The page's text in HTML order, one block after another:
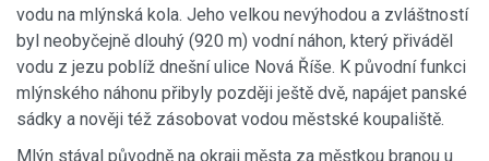
vodu na mlýnská kola. Jeho velkou nevýhodou a zvláštností
byl neobyčejně dlouhý (920 m) vodní náhon, který přiváděl
vodu z jezu poblíž dnešní ulice Nová Říše. K původní funkci
mlýnského náhonu přibyly později ještě dvě, napájet panské
sádky a nověji též zásobovat vodou městské koupaliště.
Mlýn stával původně na okraji města za městkou branou u